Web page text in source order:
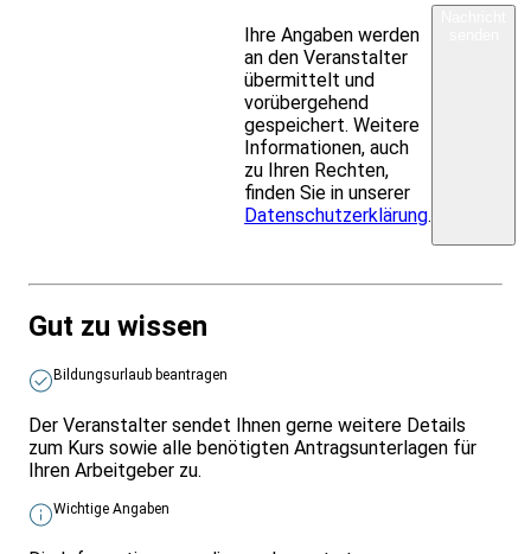
Ihre Angaben werden
an den Veranstalter
übermittelt und
vorübergehend
gespeichert. Weitere
Informationen, auch
zu Ihren Rechten,
finden Sie in unserer
Datenschutzerklärung.
Gut zu wissen
Bildungsurlaub beantragen
Der Veranstalter sendet Ihnen gerne weitere Details
zum Kurs sowie alle benötigten Antragsunterlagen für
Ihren Arbeitgeber zu.
Wichtige Angaben